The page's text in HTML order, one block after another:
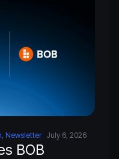
Newsletter July 6, 2026
BOB